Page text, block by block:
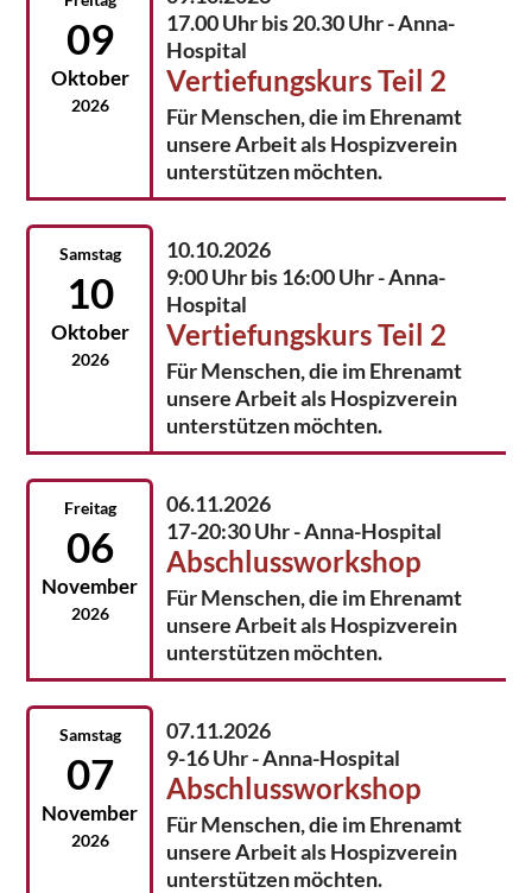
09
Oktober
2026
17.00 Uhr bis 20.30 Uhr - Anna-
Hospital
Vertiefungskurs Teil 2
Für Menschen, die im Ehrenamt
unsere Arbeit als Hospizverein
unterstützen möchten.
Samstag
10
Oktober
2026
10.10.2026
9:00 Uhr bis 16:00 Uhr - Anna-
Hospital
Vertiefungskurs Teil 2
Für Menschen, die im Ehrenamt
unsere Arbeit als Hospizverein
unterstützen möchten.
Freitag
06
November
2026
06.11.2026
17-20:30 Uhr - Anna-Hospital
Abschlussworkshop
Für Menschen, die im Ehrenamt
unsere Arbeit als Hospizverein
unterstützen möchten.
Samstag
07
November
2026
07.11.2026
9-16 Uhr - Anna-Hospital
Abschlussworkshop
Für Menschen, die im Ehrenamt
unsere Arbeit als Hospizverein
unterstützen möchten.